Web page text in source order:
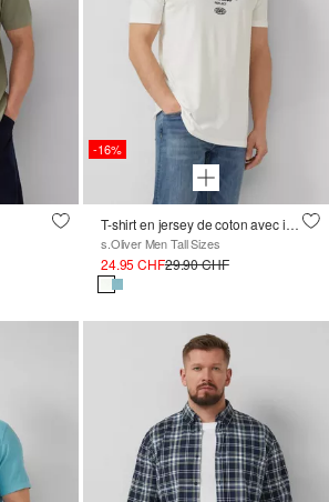
-16%
T-shirt en jersey de coton avec impression sur le devant
s.Oliver Men Tall Sizes
24.95 CHF29.90 CHF